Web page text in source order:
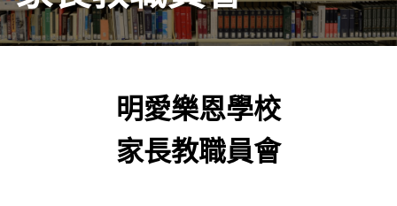
明愛樂恩學校
家長教職員會